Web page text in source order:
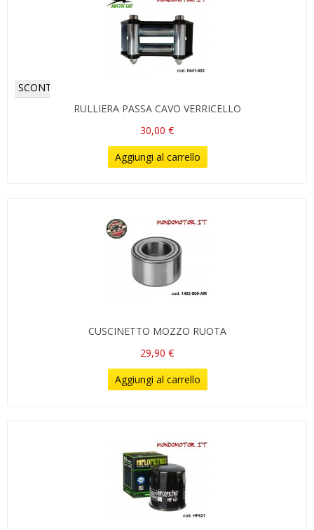
SCONTI!
RULLIERA PASSA CAVO VERRICELLO
30,00 €
Aggiungi al carrello
CUSCINETTO MOZZO RUOTA
29,90 €
Aggiungi al carrello